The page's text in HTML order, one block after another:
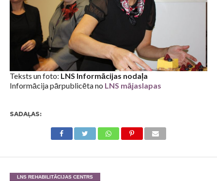
Teksts un foto: LNS Informācijas nodaļa
Informācija pārpublicēta no LNS mājaslapas
SADAĻAS:
LNS REHABILITĀCIJAS CENTRS